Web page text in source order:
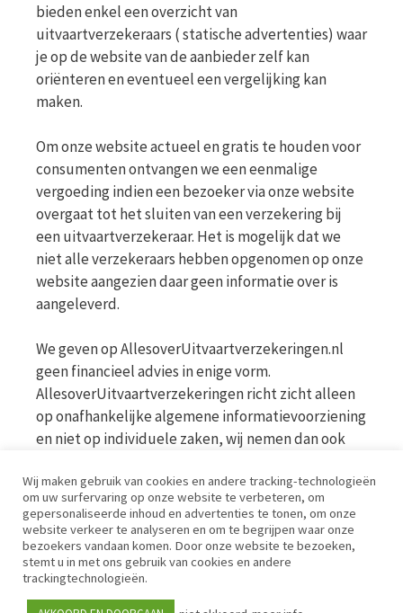
bieden enkel een overzicht van
uitvaartverzekeraars ( statische advertenties) waar
je op de website van de aanbieder zelf kan
oriënteren en eventueel een vergelijking kan
maken.
Om onze website actueel en gratis te houden voor
consumenten ontvangen we een eenmalige
vergoeding indien een bezoeker via onze website
overgaat tot het sluiten van een verzekering bij
een uitvaartverzekeraar. Het is mogelijk dat we
niet alle verzekeraars hebben opgenomen op onze
website aangezien daar geen informatie over is
aangeleverd.
We geven op AllesoverUitvaartverzekeringen.nl
geen financieel advies in enige vorm.
AllesoverUitvaartverzekeringen richt zicht alleen
op onafhankelijke algemene informatievoorziening
en niet op individuele zaken, wij nemen dan ook
voor meer informatie op de website van de AFM
www.afm.nl
Disclaimer | Privacy | Cookies | Werkwijze
Wij maken gebruik van cookies en andere tracking-technologieën
om uw surfervaring op onze website te verbeteren, om
gepersonaliseerde inhoud en advertenties te tonen, om onze
website verkeer te analyseren en om te begrijpen waar onze
bezoekers vandaan komen. Door onze website te bezoeken,
stemt u in met ons gebruik van cookies en andere
trackingtechnologieën.